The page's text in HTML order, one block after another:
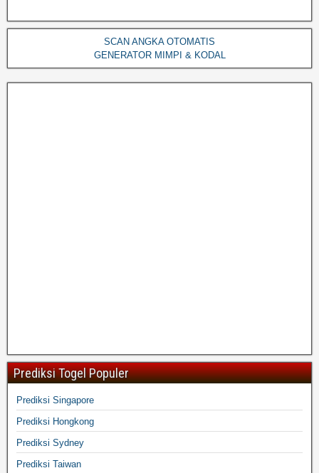
SCAN ANGKA OTOMATIS
GENERATOR MIMPI & KODAL
Prediksi Togel Populer
Prediksi Singapore
Prediksi Hongkong
Prediksi Sydney
Prediksi Taiwan